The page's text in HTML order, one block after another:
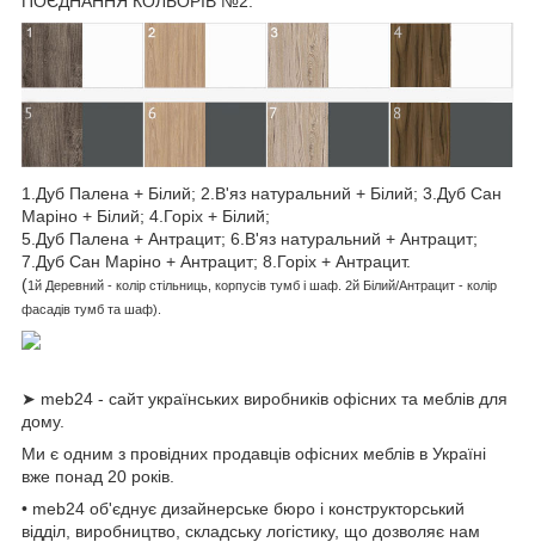
1.Дуб Палена + Білий; 2.В'яз натуральний + Білий; 3.Дуб Сан
Маріно + Білий; 4.Горіх + Білий;
5.Дуб Палена + Антрацит; 6.В'яз натуральний + Антрацит;
7.Дуб Сан Маріно + Антрацит; 8.Горіх + Антрацит.
(1й Деревний - колір стільниць, корпусів тумб і шаф. 2й Білий/Антрацит - колір
фасадів тумб та шаф).
➤ meb24 - сайт українських виробників офісних та меблів для
дому.
Ми є одним з провідних продавців офісних меблів в Україні
вже понад 20 років.
• meb24 об'єднує дизайнерське бюро і конструкторський
відділ, виробництво, складську логістику, що дозволяє нам